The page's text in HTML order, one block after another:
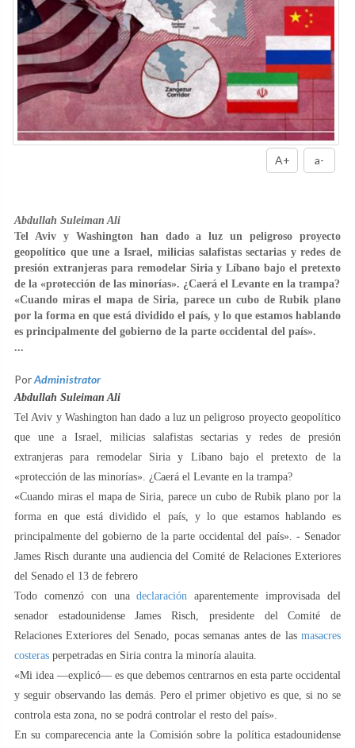
A+ a-
Abdullah Suleiman Ali
Tel Aviv y Washington han dado a luz un peligroso proyecto
geopolítico que une a Israel, milicias salafistas sectarias y redes de
presión extranjeras para remodelar Siria y Líbano bajo el pretexto
de la «protección de las minorías». ¿Caerá el Levante en la trampa?
«Cuando miras el mapa de Siria, parece un cubo de Rubik plano
por la forma en que está dividido el país, y lo que estamos hablando
es principalmente del gobierno de la parte occidental del país».
...
PorAdministrator
Abdullah Suleiman Ali
Tel Aviv y Washington han dado a luz un peligroso proyecto geopolítico
que une a Israel, milicias salafistas sectarias y redes de presión
extranjeras para remodelar Siria y Líbano bajo el pretexto de la
«protección de las minorías». ¿Caerá el Levante en la trampa?
«Cuando miras el mapa de Siria, parece un cubo de Rubik plano por la
forma en que está dividido el país, y lo que estamos hablando es
principalmente del gobierno de la parte occidental del país». - Senador
James Risch durante una audiencia del Comité de Relaciones Exteriores
del Senado el 13 de febrero
Todo comenzó con unadeclaración aparentemente improvisada del
senador estadounidense James Risch, presidente del Comité de
Relaciones Exteriores del Senado, pocas semanas antes de las masacres
costeras perpetradas en Siria contra la minoría alauita.
«Mi idea —explicó— es que debemos centrarnos en esta parte occidental
y seguir observando las demás. Pero el primer objetivo es que, si no se
controla esta zona, no se podrá controlar el resto del país».
En su comparecencia ante la Comisión sobre la política estadounidense